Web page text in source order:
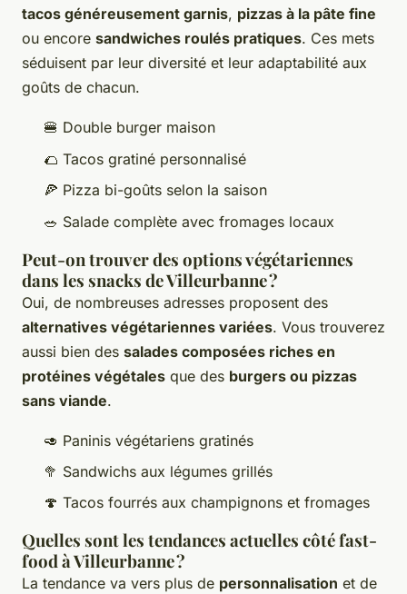
tacos généreusement garnis, pizzas à la pâte fine
ou encore sandwiches roulés pratiques. Ces mets
séduisent par leur diversité et leur adaptabilité aux
goûts de chacun.
🍔 Double burger maison
🌮 Tacos gratiné personnalisé
🍕 Pizza bi-goûts selon la saison
🥗 Salade complète avec fromages locaux
Peut-on trouver des options végétariennes
dans les snacks de Villeurbanne ?
Oui, de nombreuses adresses proposent des
alternatives végétariennes variées. Vous trouverez
aussi bien des salades composées riches en
protéines végétales que des burgers ou pizzas
sans viande.
🥑 Paninis végétariens gratinés
🥦 Sandwichs aux légumes grillés
🍄 Tacos fourrés aux champignons et fromages
Quelles sont les tendances actuelles côté fast-
food à Villeurbanne ?
La tendance va vers plus de personnalisation et de